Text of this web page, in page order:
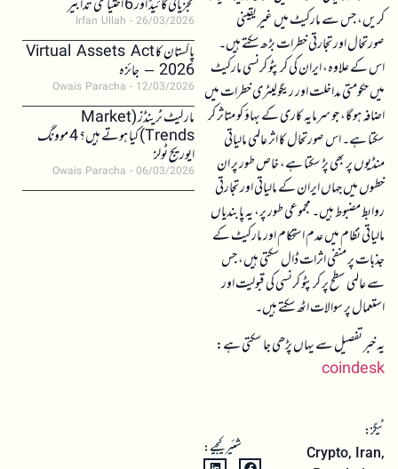
کریں، جس سے مارکیٹ میں غیر یقینی
صورتحال اور تجارتی خطرات بڑھ سکتے ہیں۔
اس کے علاوہ، ایران کی کرپٹو کرنسی مارکیٹ
میں حکومتی مداخلت اور ریگولیٹری خطرات میں
اضافہ ہو گا، جو سرمایہ کاری کے بہاؤ کو متاثر کر
سکتا ہے۔ اس صورتحال کا اثر عالمی مالیاتی
منڈیوں پر بھی پڑ سکتا ہے، خاص طور پر ان
خطوں میں جہاں ایران کے مالیاتی اور تجارتی
روابط مضبوط ہیں۔ مجموعی طور پر، یہ پابندیاں
مالیاتی نظام میں عدم استحکام اور مارکیٹ کے
جذبات پر منفی اثرات ڈال سکتی ہیں، جس
سے عالمی سطح پر کرپٹو کرنسی کی قبولیت اور
استعمال پر سوالات اٹھ سکتے ہیں۔
یہ خبر تفصیل سے یہاں پڑھی جا سکتی ہے:
coindesk
ٹیگز:
Crypto, Iran,
شئیر کیجیے:
تجزیاتی گائیڈ اور 6 احتیاطی تدابیر
Irfan Ullah 26/03/2026
پاکستان کا Virtual Assets Act
2026 – جائزہ
Owais Paracha 12/03/2026
مارکیٹ ٹرینڈز (Market
Trends) کیا ہوتے ہیں؟ 4 موونگ
ایوریج ٹولز
Owais Paracha 06/03/2026